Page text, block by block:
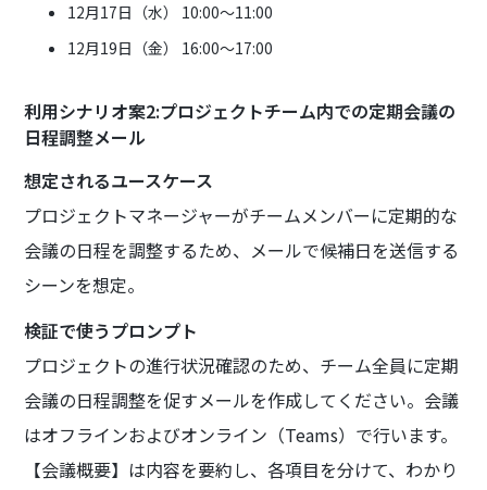
12月17日（水） 10:00～11:00
12月19日（金） 16:00～17:00
利用シナリオ案2:プロジェクトチーム内での定期会議の
日程調整メール
想定されるユースケース
プロジェクトマネージャーがチームメンバーに定期的な
会議の日程を調整するため、メールで候補日を送信する
シーンを想定。
検証で使うプロンプト
プロジェクトの進行状況確認のため、チーム全員に定期
会議の日程調整を促すメールを作成してください。会議
はオフラインおよびオンライン（Teams）で行います。
【会議概要】は内容を要約し、各項目を分けて、わかり